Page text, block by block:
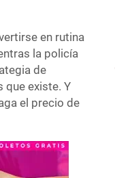
en rutina
la policía
de
que existe. Y
el precio de